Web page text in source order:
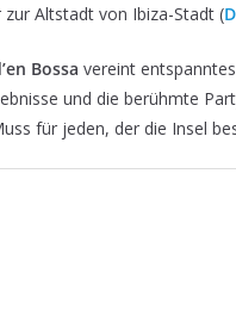
zur Altstadt von Ibiza-Stadt (
Bossa vereint
und die berühmte
für jeden, der die Insel